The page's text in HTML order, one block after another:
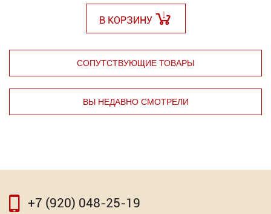
В КОРЗИНУ
СОПУТСТВУЮЩИЕ ТОВАРЫ
⇦ ⇨
ВЫ НЕДАВНО СМОТРЕЛИ
⇦
+7 (920) 048-25-19